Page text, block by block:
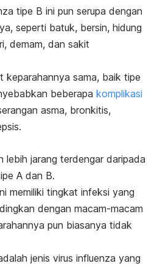
tipe B ini pun serupa dengan
seperti batuk, bersin, hidung
demam, dan sakit
keparahannya sama, baik tipe
beberapa komplikasi
asma, bronkitis,
lebih jarang terdengar daripada
A dan B.
memiliki tingkat infeksi yang
dengan macam-macam
pun biasanya tidak
jenis virus influenza yang